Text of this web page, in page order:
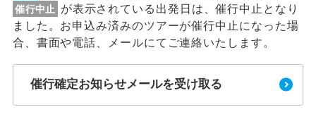
催行中止
が表示されている出発日は、催行中止となり
ました。お申込み済みのツアーが催行中止になった場
合、書面や電話、メールにてご連絡いたします。
催行確定お知らせメールを受け取る